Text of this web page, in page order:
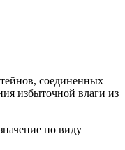
соединенных
избыточной влаги из
по виду